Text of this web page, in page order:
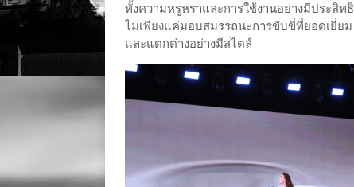
ทั้งความหรูหราและการใช้งานอย่างมีประสิ
ไม่เพียงแค่มอบสมรรถนะการขับขี่ที่ยอดเยี่
และแตกต่างอย่างมีสไตล์